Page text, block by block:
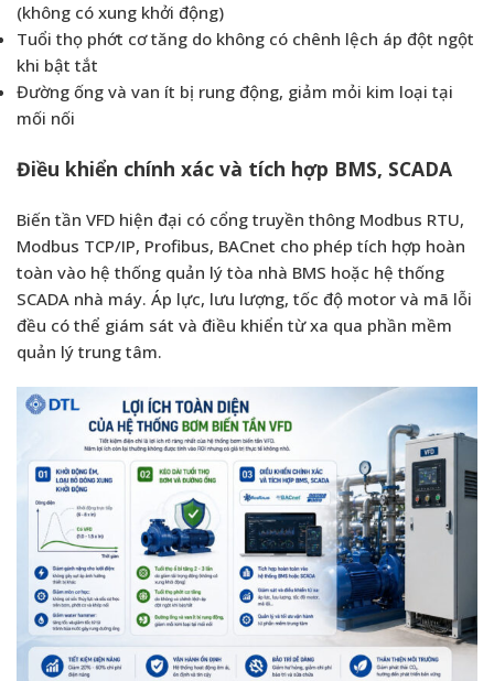
(không có xung khởi động)
Tuổi thọ phớt cơ tăng do không có chênh lệch áp đột ngột
khi bật tắt
Đường ống và van ít bị rung động, giảm mỏi kim loại tại
mối nối
Điều khiển chính xác và tích hợp BMS, SCADA
Biến tần VFD hiện đại có cổng truyền thông Modbus RTU,
Modbus TCP/IP, Profibus, BACnet cho phép tích hợp hoàn
toàn vào hệ thống quản lý tòa nhà BMS hoặc hệ thống
SCADA nhà máy. Áp lực, lưu lượng, tốc độ motor và mã lỗi
đều có thể giám sát và điều khiển từ xa qua phần mềm
quản lý trung tâm.